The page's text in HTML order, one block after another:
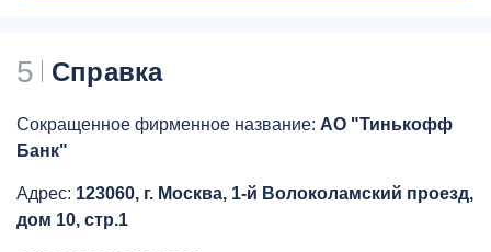
5 Справка
Сокращенное фирменное название: АО "Тинькофф
Банк"
Адрес: 123060, г. Москва, 1-й Волоколамский проезд,
дом 10, стр.1